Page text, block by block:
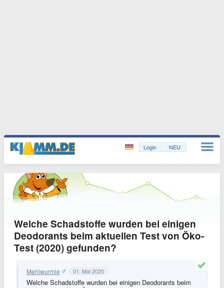
Login NEU
Welche Schadstoffe wurden bei einigen
Deodorants beim aktuellen Test von Öko-
Test (2020) gefunden?
Mehlwurmle 01. Mai 2020
Welche Schadstoffe wurden bei einigen Deodorants beim